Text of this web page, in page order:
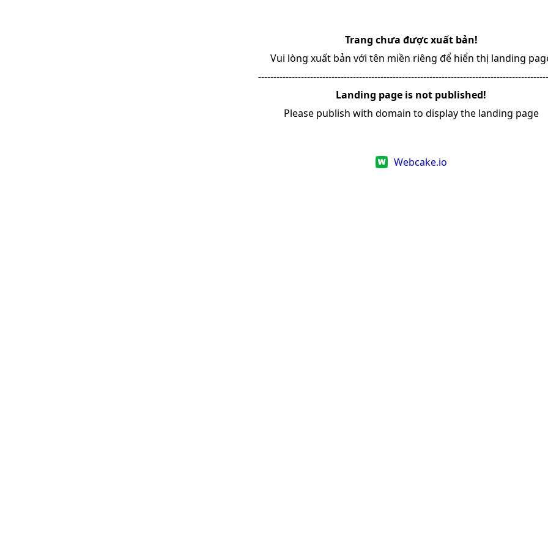
Trang chưa được xuất bản!
Vui lòng xuất bản với tên miền riêng để hiển thị landing
Landing page is not published!
Please publish with domain to display the landing page
Webcake.io